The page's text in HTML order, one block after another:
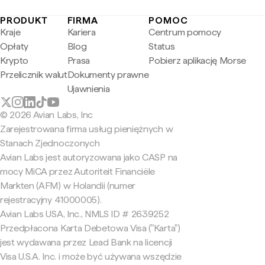
PRODUKT
Kraje
Opłaty
Krypto
Przelicznik walut
FIRMA
Kariera
Blog
Prasa
Dokumenty prawne
Ujawnienia
POMOC
Centrum pomocy
Status
Pobierz aplikację Morse
© 2026 Avian Labs, Inc
Zarejestrowana firma usług pieniężnych w
Stanach Zjednoczonych
Avian Labs jest autoryzowana jako CASP na
mocy MiCA przez Autoriteit Financiële
Markten (AFM) w Holandii (numer
rejestracyjny 41000005).
Avian Labs USA, Inc., NMLS ID # 2639252
Przedpłacona Karta Debetowa Visa ("Karta")
jest wydawana przez Lead Bank na licencji
Visa U.S.A. Inc. i może być używana wszędzie